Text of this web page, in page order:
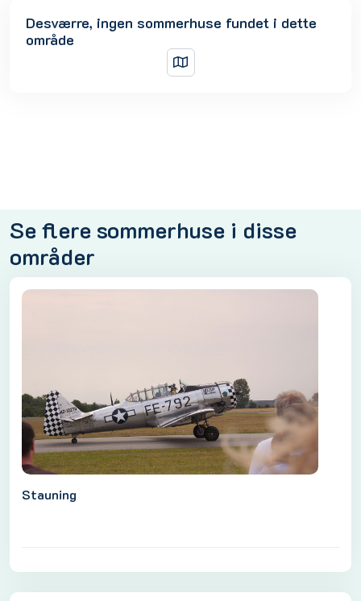
Desværre, ingen sommerhuse fundet i dette
område
Se flere sommerhuse i disse
områder
Stauning